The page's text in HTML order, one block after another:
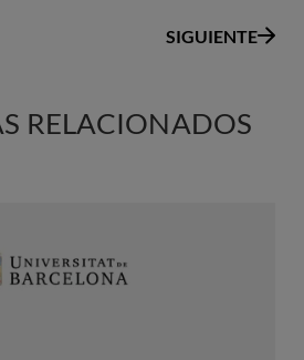
SIGUIENTE
RELACIONADOS